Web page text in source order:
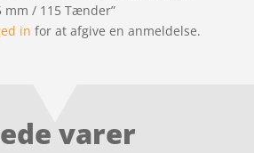
mm / 115 Tænder”
in for at afgive en anmeldelse.
varer